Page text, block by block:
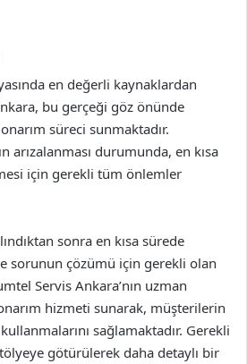
en değerli kaynaklardan
bu gerçeği göz önünde
süreci sunmaktadır.
arızalanması durumunda, en kısa
için gerekli tüm önlemler
sonra en kısa sürede
sorunun çözümü için gerekli olan
Servis Ankara’nın uzman
hizmeti sunarak, müşterilerin
sağlamaktadır. Gerekli
götürülerek daha detaylı bir